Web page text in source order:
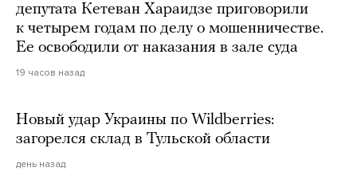
депутата Кетеван Хараидзе приговорили
к четырем годам по делу о мошенничестве.
Ее освободили от наказания в зале суда
19 часов назад
Новый удар Украины по Wildberries:
загорелся склад в Тульской области
день назад